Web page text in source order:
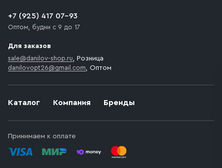
Каталог Компания Бренды
Принимаем к оплате
+7 (925) 417 07-93
Оптом, будни с 9 до 17
Для заказов
sale@danilov-shop.ru, Розница
danilovopt26@gmail.com, Оптом